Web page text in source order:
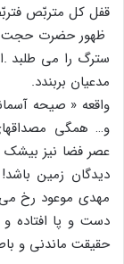
قفل کل متربّص
ظهور حضرت حجت
سترگ را می طلبد
مدعیان بربندد.
واقعه « صیحه
و… همگی
عصر فضا نیز بیشک
دیدگان زمین
مهدی موعود رخ
دست و پا افتاده
حقیقت ماندنی و